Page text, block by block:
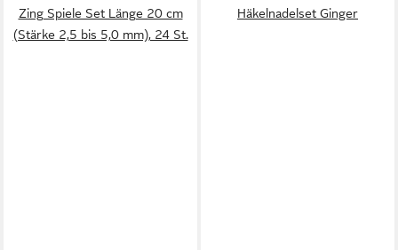
Zing Spiele Set Länge 20 cm
(Stärke 2,5 bis 5,0 mm), 24 St.
Häkelnadelset Ginger